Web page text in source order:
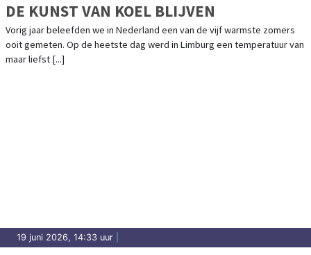
DE KUNST VAN KOEL BLIJVEN
Vorig jaar beleefden we in Nederland een van de vijf warmste zomers
ooit gemeten. Op de heetste dag werd in Limburg een temperatuur van
maar liefst [...]
19 juni 2026, 14:33 uur